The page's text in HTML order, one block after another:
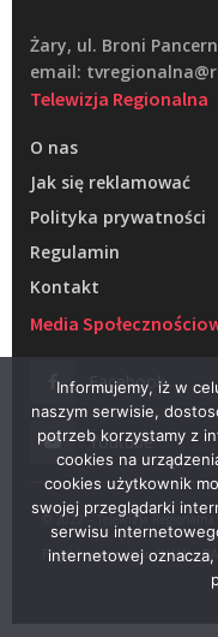
Żary, ul. Broni
email:
Telewizja Regionalna
O nas
Jak się reklamować
Polityka prywatności
Regulamin
Kontakt
Media
Facebook
Youtube
© 2022 – Telewizja
Projektowanie stron WWW –
Informujemy, iż w
naszym serwisie,
potrzeb korzystamy z
cookies na
cookies użytkownik
swojej przeglądarki
serwisu
internetowej